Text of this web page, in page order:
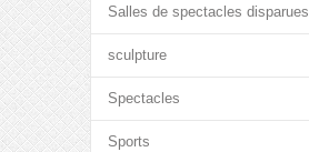
Salles de spectacles disparues
sculpture
Spectacles
Sports